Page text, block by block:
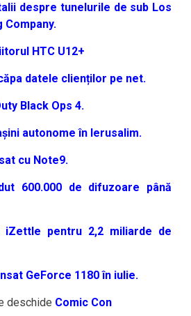
despre tunelurile de sub Los
Company.
HTC U12+
datele clienților pe net.
Black Ops 4.
autonome în Ierusalim.
cu Note9.
600.000 de difuzoare până
iZettle pentru 2,2 miliarde de
GeForce 1180 în iulie.
deschide Comic Con